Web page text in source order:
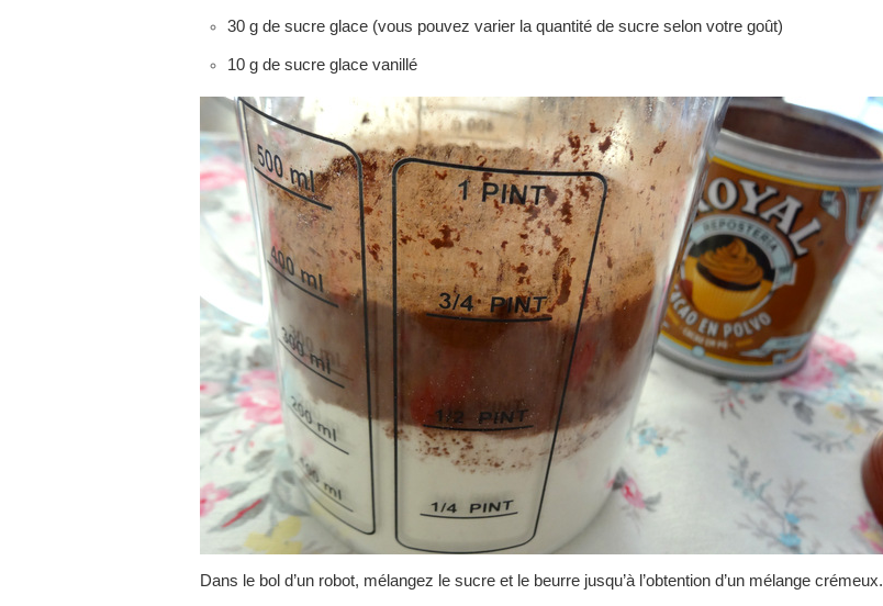
30 g de sucre glace (vous pouvez varier la quantité de sucre selon votre goût)
10 g de sucre glace vanillé
Dans le bol d’un robot, mélangez le sucre et le beurre jusqu’à l’obtention d’un mélange crémeux.